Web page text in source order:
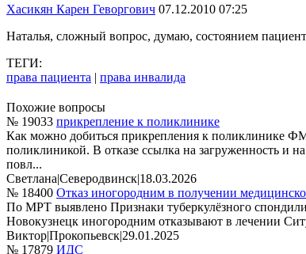
Хасикян Карен Геворгович 07.12.2010 07:25
Наталья, сложный вопрос, думаю, состоянием
ТЕГИ:
права пациента | права инвалида
Похожие вопросы
№ 19033 прикрепление к поликлинике
Как можно добиться прикрепления к поликлинике
поликлиникой. В отказе ссылка на загруженность и
повл...
Светлана|Северодвинск|18.03.2026
№ 18400 Отказ иногородним в получении
По МРТ выявлено Признаки туберкулёзного
Новокузнецк иногородним отказывают в лечении
Виктор|Прокопьевск|29.01.2025
№ 17879 ИДС